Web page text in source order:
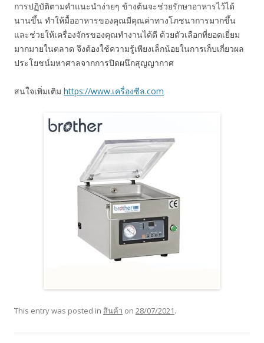
การปฏิบัติตามคำแนะนำง่ายๆ ข้างต้นจะช่วยรักษาอาหารไว้ได้
นานขึ้น ทำให้มื้ออาหารของคุณมีคุณค่าทางโภชนาการมากขึ้น
และช่วยให้เครื่องจักรของคุณทำงานได้ดี ด้วยตัวเลือกที่ยอดเยี่ยม
มากมายในตลาด จึงต้องใช้ความรู้เพียงเล็กน้อยในการเก็บเกี่ยวผล
ประโยชน์มหาศาลจากการปิดผนึกสุญญากาศ
สนใจเพิ่มเติม https://www.เครื่องซีล.com
This entry was posted in สินค้า on 28/07/2021.